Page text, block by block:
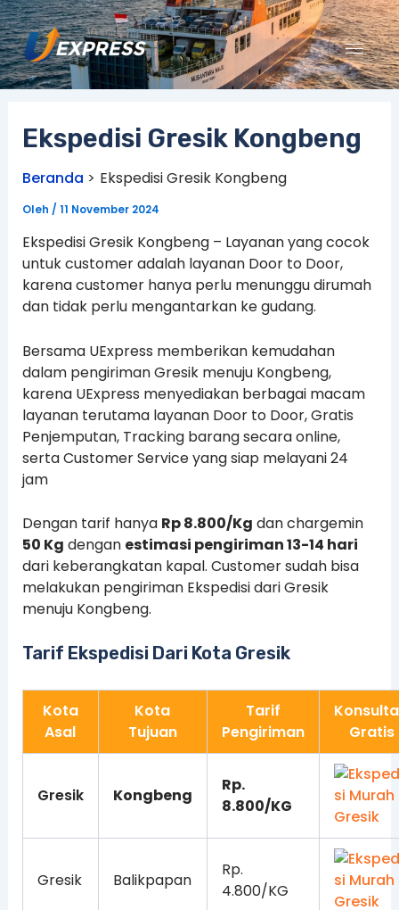
Lewati
ke
konten
Ekspedisi Gresik Kongbeng
Beranda Ekspedisi Gresik Kongbeng
Oleh / 11 November 2024
Ekspedisi Gresik Kongbeng – Layanan yang cocok
untuk customer adalah layanan Door to Door,
karena customer hanya perlu menunggu dirumah
dan tidak perlu mengantarkan ke gudang.
Bersama UExpress memberikan kemudahan
dalam pengiriman Gresik menuju Kongbeng,
karena UExpress menyediakan berbagai macam
layanan terutama layanan Door to Door, Gratis
Penjemputan, Tracking barang secara online,
serta Customer Service yang siap melayani 24
jam
Dengan tarif hanya Rp 8.800/Kg dan chargemin
50 Kg dengan estimasi pengiriman 13-14 hari
dari keberangkatan kapal. Customer sudah bisa
melakukan pengiriman Ekspedisi dari Gresik
menuju Kongbeng.
Tarif Ekspedisi Dari Kota Gresik
Kota
Asal
Kota
Tujuan
Tarif
Pengiriman
Gratis
Gresik Kongbeng
Rp.
8.800/KG
Gresik Balikpapan
Rp.
4.800/KG